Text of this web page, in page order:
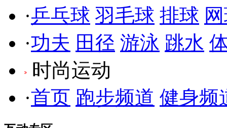
·乒乓球 羽毛球 排球
·功夫 田径 游泳 跳水
时尚运动
·首页 跑步频道 健身频